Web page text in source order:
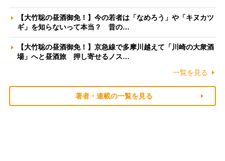
【大竹聡の昼酒御免！】今の若者は「なめろう」や「キヌカツ
ギ」を知らないって本当？ 昔の…
【大竹聡の昼酒御免！】京急線で多摩川越えて「川崎の大衆酒
場」へと昼酒旅 押し寄せるノス…
一覧を見る
著者・連載の一覧を見る